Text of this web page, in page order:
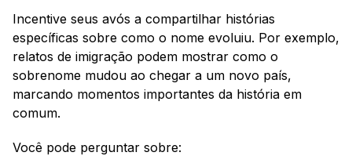
Incentive seus avós a compartilhar histórias
específicas sobre como o nome evoluiu. Por exemplo,
relatos de imigração podem mostrar como o
sobrenome mudou ao chegar a um novo país,
marcando momentos importantes da história em
comum.
Você pode perguntar sobre: